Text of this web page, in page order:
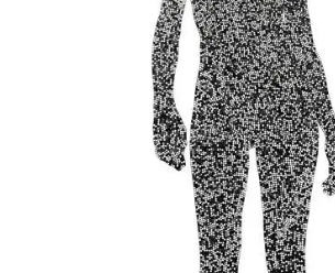
CATALOGUE DES
01_SCULPTURE
02_PHOTOGRAPHIQUE
03_COLLAGES
04_DESSINS
05_MONOTYPE
06_ARCHIVES
CONTACT